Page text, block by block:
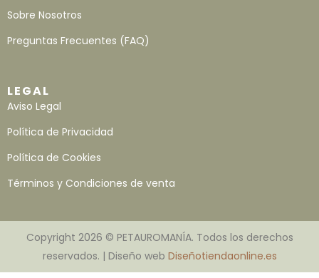
Sobre Nosotros
Preguntas Frecuentes (FAQ)
LEGAL
Aviso Legal
Política de Privacidad
Política de Cookies
Términos y Condiciones de venta
Copyright 2026 © PETAUROMANÍA. Todos los derechos
reservados. | Diseño web Diseñotiendaonline.es